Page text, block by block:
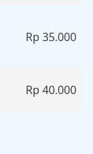
Rp 35.000
Rp 40.000